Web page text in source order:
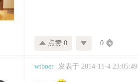
点赞 0 0
wtboer 发表于 2014-11-4 23:05:49